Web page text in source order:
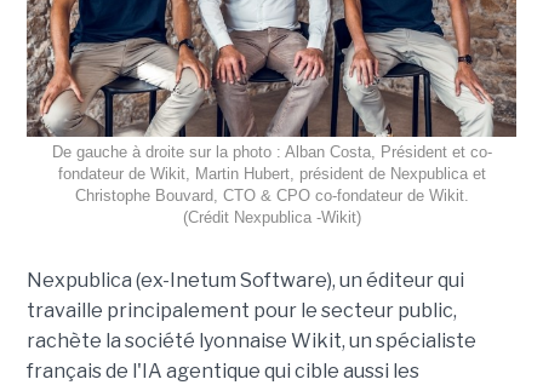
De gauche à droite sur la photo : Alban Costa, Président et co-
fondateur de Wikit, Martin Hubert, président de Nexpublica et
Christophe Bouvard, CTO & CPO co-fondateur de Wikit.
(Crédit Nexpublica -Wikit)
Nexpublica (ex-Inetum Software), un éditeur qui
travaille principalement pour le secteur public,
rachète la société lyonnaise Wikit, un spécialiste
français de l'IA agentique qui cible aussi les